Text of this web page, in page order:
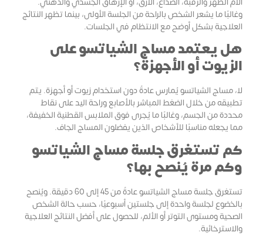
وغالبًا ما يشعر الشخص بالراحة من الجلسة الأولى، بينما تظهر النتائج
العلاجية بشكل أوضح مع الانتظام في الجلسات.
هل يعتمد مساج الشياتسو على
الزيوت أو الأجهزة؟
لا، مساج الشياتسو يُمارس عادةً دون استخدام زيوت أو أجهزة. يتم
تطبيقه من خلال الضغط المباشر بالأصابع وراحة اليد على نقاط
محددة من الجسم، وغالبًا ما يُجرى فوق الملابس القطنية الخفيفة،
مما يجعله مناسبًا للأشخاص الذين يفضلون المساج الجاف.
كم تستغرق جلسة مساج الشياتسو
وكم مرة يُنصح بها؟
تستغرق جلسة مساج الشياتسو عادةً من 45 إلى 60 دقيقة. ويُنصح
بالخضوع لجلسة واحدة إلى جلستين أسبوعيًا، حسب حالة الشخص
الصحية ومستوى التوتر أو الألم، للحصول على أفضل النتائج العلاجية
والاسترخائية.